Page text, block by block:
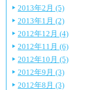
2013年2月 (5)
2013年1月 (2)
2012年12月 (4)
2012年11月 (6)
2012年10月 (5)
2012年9月 (3)
2012年8月 (3)